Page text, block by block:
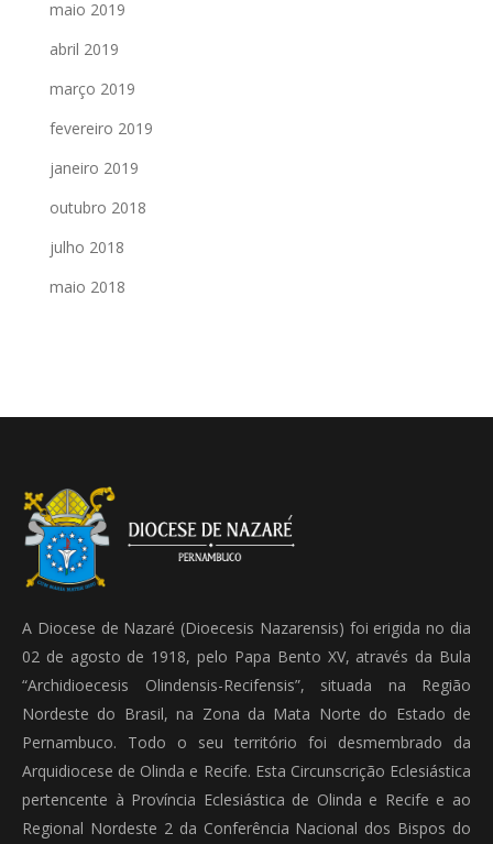
maio 2019
abril 2019
março 2019
fevereiro 2019
janeiro 2019
outubro 2018
julho 2018
maio 2018
A Diocese de Nazaré (Dioecesis Nazarensis) foi erigida no dia
02 de agosto de 1918, pelo Papa Bento XV, através da Bula
“Archidioecesis Olindensis-Recifensis”, situada na Região
Nordeste do Brasil, na Zona da Mata Norte do Estado de
Pernambuco. Todo o seu território foi desmembrado da
Arquidiocese de Olinda e Recife. Esta Circunscrição Eclesiástica
pertencente à Província Eclesiástica de Olinda e Recife e ao
Regional Nordeste 2 da Conferência Nacional dos Bispos do